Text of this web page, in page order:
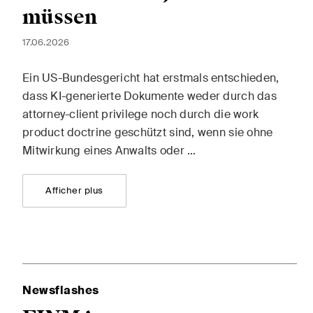
müssen
17.06.2026
Ein US-Bundesgericht hat erstmals entschieden,
dass KI-generierte Dokumente weder durch das
attorney-client privilege noch durch die work
product doctrine geschützt sind, wenn sie ohne
Mitwirkung eines Anwalts oder …
Afficher plus
Newsflashes
The Board's View
Analyse concise des
principales tendances dans le
monde en pleine évolution de
la gouvernance d'entreprise
d'administration des sociétés
suisses.
The
Ce site est protégé par reCAPTCHA et les conditions d'utilisation de Google